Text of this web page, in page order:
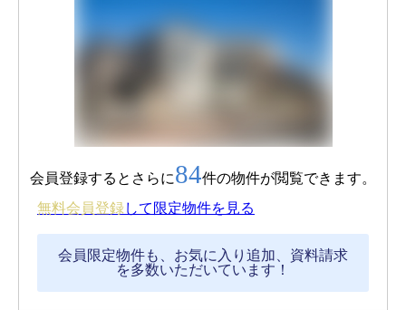
会員登録するとさらに84件の物件が閲覧できます。
無料会員登録して限定物件を見る
会員限定物件も、お気に入り追加、資料請求
を多数いただいています！